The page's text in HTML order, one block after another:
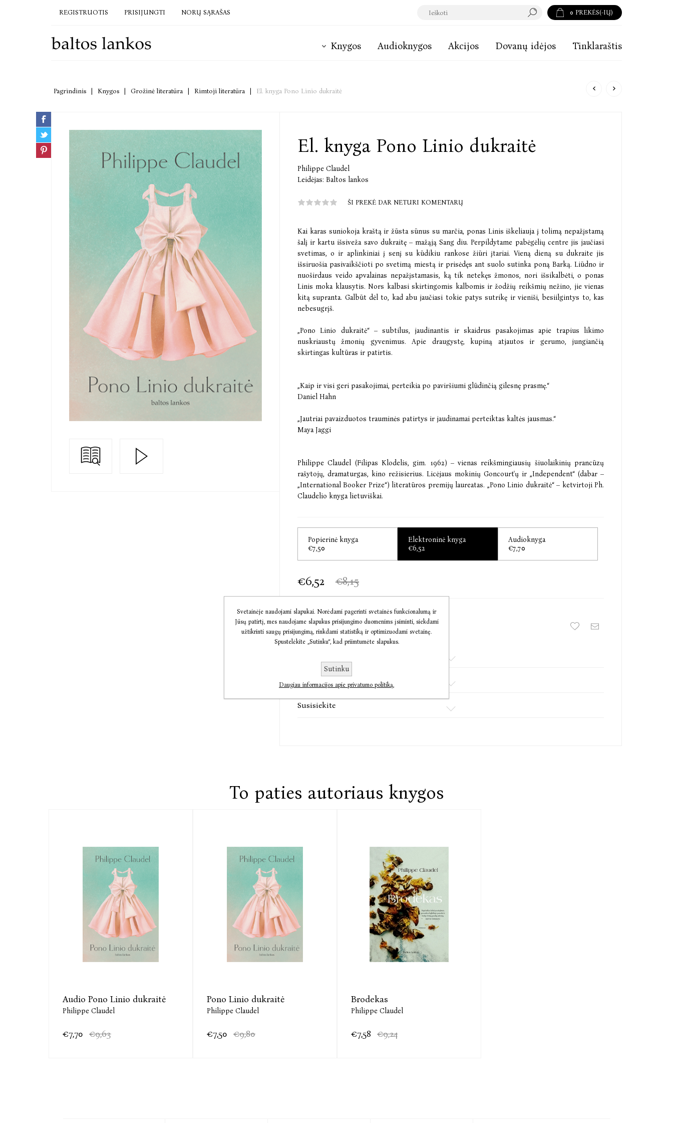
REGISTRUOTIS PRISIJUNGTI NORŲ SĄRAŠAS 0 PREKĖS(-IŲ)
Knygos Audioknygos Akcijos Dovanų idėjos Tinklaraštis
Pagrindinis Knygos Grožinė literatūra Rimtoji literatūra El. knyga Pono Linio dukraitė
El. knyga Pono Linio dukraitė
Philippe Claudel
Leidėjas: Baltos lankos
ŠI PREKĖ DAR NETURI KOMENTARŲ
Kai karas suniokoja kraštą ir žūsta sūnus su marčia, ponas Linis iškeliauja į tolimą nepažįstamą
šalį ir kartu išsiveža savo dukraitę – mažąją Sang diu. Perpildytame pabėgėlių centre jis jaučiasi
svetimas, o ir aplinkiniai į senį su kūdikiu rankose žiūri įtariai. Vieną dieną su dukraite jis
išsiruošia pasivaikščioti po svetimą miestą ir prisėdęs ant suolo sutinka poną Barką. Liūdno ir
nuoširdaus veido apvalainas nepažįstamasis, ką tik netekęs žmonos, nori išsikalbėti, o ponas
Linis moka klausytis. Nors kalbasi skirtingomis kalbomis ir žodžių reikšmių nežino, jie vienas
kitą supranta. Galbūt dėl to, kad abu jaučiasi tokie patys sutrikę ir vieniši, besiilgintys to, kas
nebesugrįš.
„Pono Linio dukraitė“ – subtilus, jaudinantis ir skaidrus pasakojimas apie trapius likimo
nuskriaustų žmonių gyvenimus. Apie draugystę, kupiną atjautos ir gerumo, jungiančią
skirtingas kultūras ir patirtis.
„Kaip ir visi geri pasakojimai, perteikia po paviršiumi glūdinčią gilesnę prasmę.“
Daniel Hahn
„Jautriai pavaizduotos trauminės patirtys ir jaudinamai perteiktas kaltės jausmas.“
Maya Jaggi
Philippe Claudel (Filipas Klodelis, gim. 1962) – vienas reikšmingiausių šiuolaikinių prancūzų
rašytojų, dramaturgas, kino režisierius. Licėjaus mokinių Goncourt'ų ir „Independent“ (dabar –
„International Booker Prize“) literatūros premijų laureatas. „Pono Linio dukraitė“ – ketvirtoji Ph.
Claudelio knyga lietuviškai.
Popierinė knyga
€7,50
Elektroninė knyga
€6,52
Audioknyga
€7,70
€6,52 €8,15
Į KREPŠELĮ
Komentarai
Susisiekite
To paties autoriaus knygos
Audio Pono Linio dukraitė
Philippe Claudel
€7,70 €9,63
Pono Linio dukraitė
Philippe Claudel
€7,50 €9,80
Brodekas
Philippe Claudel
€7,58 €9,24
Svetainėje naudojami slapukai. Norėdami pagerinti svetainės funkcionalumą ir
Jūsų patirtį, mes naudojame slapukus prisijungimo duomenims įsiminti, siekdami
užtikrinti saugų prisijungimą, rinkdami statistiką ir optimizuodami svetainę.
Spustelėkite „Sutinku“, kad priimtumėte slapukus.
Sutinku
Daugiau informacijos apie privatumo politiką.